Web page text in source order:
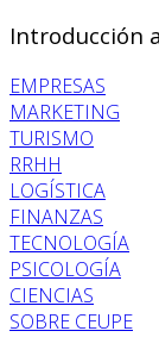
Introducción
EMPRESAS
MARKETING
TURISMO
RRHH
LOGÍSTICA
FINANZAS
TECNOLOGÍA
PSICOLOGÍA
CIENCIAS
SOBRE CEUPE